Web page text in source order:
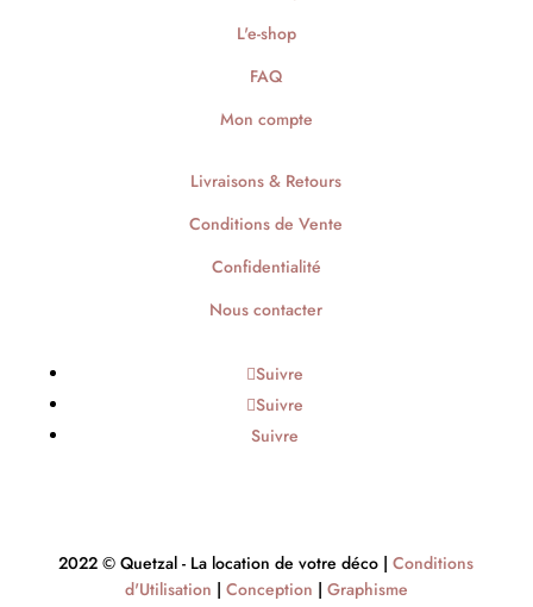
L'e-shop
FAQ
Mon compte
Livraisons & Retours
Conditions de Vente
Confidentialité
Nous contacter
Suivre
Suivre
Suivre
2022 © Quetzal - La location de votre déco |Conditions
d'Utilisation | Conception | Graphisme